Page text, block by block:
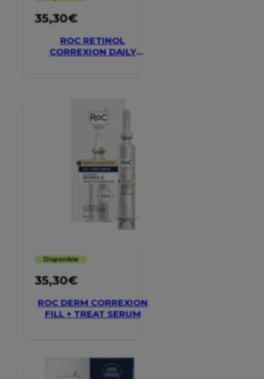
35,30€
ROC RETINOL
CORREXION DAILY
Disponible
35,30€
ROC DERM CORREXION
FILL + TREAT SERUM